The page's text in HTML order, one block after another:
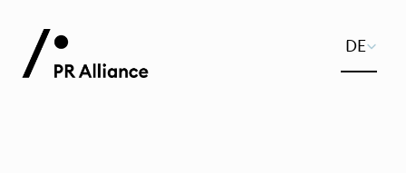
Select
DE